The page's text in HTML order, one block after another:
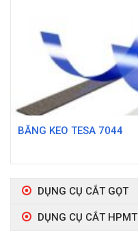
BĂNG KEO TESA 7044
DỤNG CỤ CẮT GỌT
DỤNG CỤ CẮT HPMT